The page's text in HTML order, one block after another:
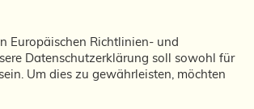
Europäischen Richtlinien- und
Datenschutzerklärung soll sowohl für
Um dies zu gewährleisten, möchten